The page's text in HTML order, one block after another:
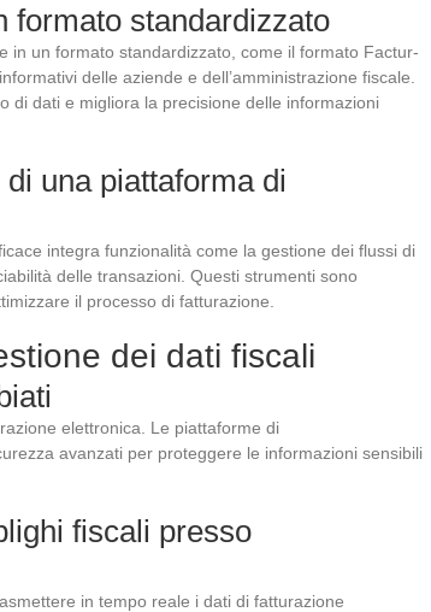
formato standardizzato
in un formato standardizzato, come il formato Factur-
delle aziende e dell’amministrazione fiscale.
di dati e migliora la precisione delle informazioni
una piattaforma di
integra funzionalità come la gestione dei flussi di
delle transazioni. Questi strumenti sono
il processo di fatturazione.
dei dati fiscali
elettronica. Le piattaforme di
avanzati per proteggere le informazioni sensibili
fiscali presso
in tempo reale i dati di fatturazione